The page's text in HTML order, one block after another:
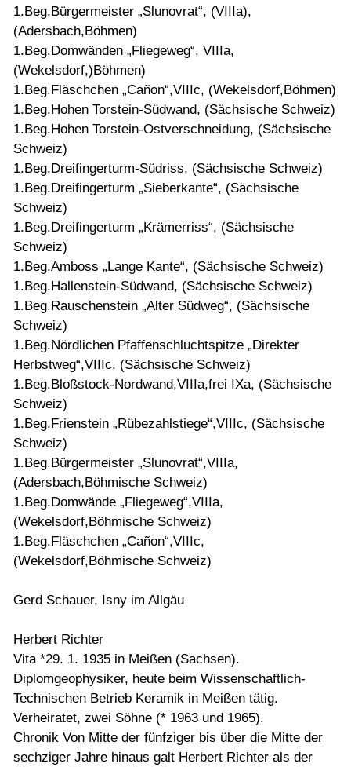
1.Beg.Bürgermeister „Slunovrat“, (VIIIa),
(Adersbach,Böhmen)
1.Beg.Domwänden „Fliegeweg“, VIIIa,
(Wekelsdorf,)Böhmen)
1.Beg.Fläschchen „Cañon“,VIIIc, (Wekelsdorf,Böhmen)
1.Beg.Hohen Torstein-Südwand, (Sächsische Schweiz)
1.Beg.Hohen Torstein-Ostverschneidung, (Sächsische
Schweiz)
1.Beg.Dreifingerturm-Südriss, (Sächsische Schweiz)
1.Beg.Dreifingerturm „Sieberkante“, (Sächsische
Schweiz)
1.Beg.Dreifingerturm „Krämerriss“, (Sächsische
Schweiz)
1.Beg.Amboss „Lange Kante“, (Sächsische Schweiz)
1.Beg.Hallenstein-Südwand, (Sächsische Schweiz)
1.Beg.Rauschenstein „Alter Südweg“, (Sächsische
Schweiz)
1.Beg.Nördlichen Pfaffenschluchtspitze „Direkter
Herbstweg“,VIIIc, (Sächsische Schweiz)
1.Beg.Bloßstock-Nordwand,VIIIa,frei IXa, (Sächsische
Schweiz)
1.Beg.Frienstein „Rübezahlstiege“,VIIIc, (Sächsische
Schweiz)
1.Beg.Bürgermeister „Slunovrat“,VIIIa,
(Adersbach,Böhmische Schweiz)
1.Beg.Domwände „Fliegeweg“,VIIIa,
(Wekelsdorf,Böhmische Schweiz)
1.Beg.Fläschchen „Cañon“,VIIIc,
(Wekelsdorf,Böhmische Schweiz)
Gerd Schauer, Isny im Allgäu
Herbert Richter
Vita *29. 1. 1935 in Meißen (Sachsen).
Diplomgeophysiker, heute beim Wissenschaftlich-
Technischen Betrieb Keramik in Meißen tätig.
Verheiratet, zwei Söhne (* 1963 und 1965).
Chronik Von Mitte der fünfziger bis über die Mitte der
sechziger Jahre hinaus galt Herbert Richter als der